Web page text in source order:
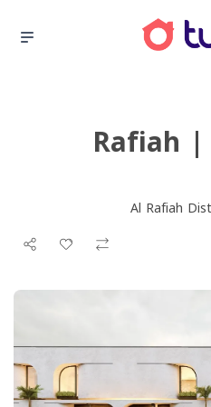
مشروع رفيعة | Rafiah